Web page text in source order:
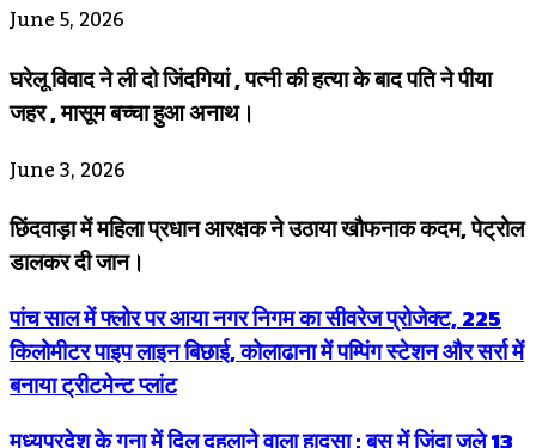
June 5, 2026
घरेलू विवाद ने ली दो जिंदगियां , पत्नी की हत्या के बाद पति ने पीया
जहर , मासूम बच्चा हुआ अनाथ।
June 3, 2026
छिंदवाड़ा में महिला प्रधान आरक्षक ने उठाया खौफनाक कदम, पेट्रोल
डालकर दी जान।
पांच साल में फ्लोर पर आया नगर निगम का सीवरेज प्रोजेक्ट, 225
किलोमीटर पाइप लाइन बिछाई, कोलाढाना में पम्पिंग स्टेशन और सर्रा में
बनाया ट्रीटमेन्ट प्लांट
मध्यप्रदेश के गुना में दिल दहलाने वाला हादसा : बस में जिंदा जले 13